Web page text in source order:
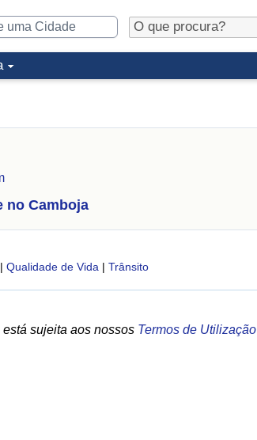
no Camboja
| Qualidade de Vida | Trânsito
sujeita aos nossos Termos de Utilização